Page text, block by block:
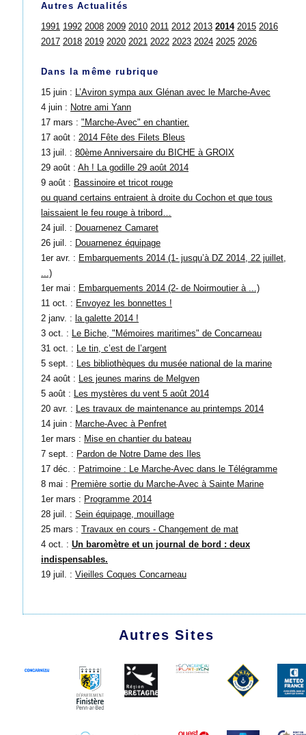
Autres Actualités
1991 1992 2008 2009 2010 2011 2012 2013 2014 2015 2016
2017 2018 2019 2020 2021 2022 2023 2024 2025 2026
Dans la même rubrique
15 juin : L’Aviron sympa aux Glénan avec le Marche-Avec
4 juin : Notre ami Yann
17 mars : "Marche-Avec" en chantier.
17 août : 2014 Fête des Filets Bleus
13 juil. : 80ème Anniversaire du BICHE à GROIX
29 août : Ah ! La godille 29 août 2014
9 août : Bassinoire et tricot rouge
ou quand certains entraient à droite du Cochon et que tous
laissaient le feu rouge à tribord…
24 juil. : Douarnenez Camaret
26 juil. : Douarnenez équipage
1er avr. : Embarquements 2014 (1- jusqu’à DZ 2014, 22 juillet,
...)
1er mai : Embarquements 2014 (2- de Noirmoutier à ...)
11 oct. : Envoyez les bonnettes !
2 janv. : la galette 2014 !
3 oct. : Le Biche, "Mémoires maritimes" de Concarneau
31 oct. : Le tin, c’est de l’argent
5 sept. : Les bibliothèques du musée national de la marine
24 août : Les jeunes marins de Melgven
5 août : Les mystères du vent 5 août 2014
20 avr. : Les travaux de maintenance au printemps 2014
14 juin : Marche-Avec à Penfret
1er mars : Mise en chantier du bateau
7 sept. : Pardon de Notre Dame des Iles
17 déc. : Patrimoine : Le Marche-Avec dans le Télégramme
8 mai : Première sortie du Marche-Avec à Sainte Marine
1er mars : Programme 2014
28 juil. : Sein équipage, mouillage
25 mars : Travaux en cours - Changement de mat
4 oct. : Un baromètre et un journal de bord : deux
indispensables.
19 juil. : Vieilles Coques Concarneau
Autres Sites